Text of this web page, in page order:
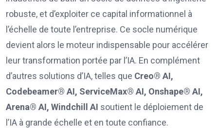
robuste, et d’exploiter ce capital informationnel à
l’échelle de toute l’entreprise. Ce socle numérique
devient alors le moteur indispensable pour accélérer
leur transformation portée par l’IA. En complément
d’autres solutions d’IA, telles que Creo® AI,
Codebeamer® AI, ServiceMax® AI, Onshape® AI,
Arena® AI, Windchill AI soutient le déploiement de
l’IA à grande échelle et en toute confiance.